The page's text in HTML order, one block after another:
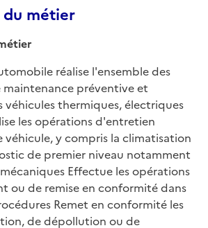
métier
réalise l'ensemble des
préventive et
véhicules thermiques, électriques
les opérations d'entretien
véhicule, y compris la climatisation
de premier niveau notamment
Effectue les opérations
ou de remise en conformité dans
Remet en conformité les
de dépollution ou de